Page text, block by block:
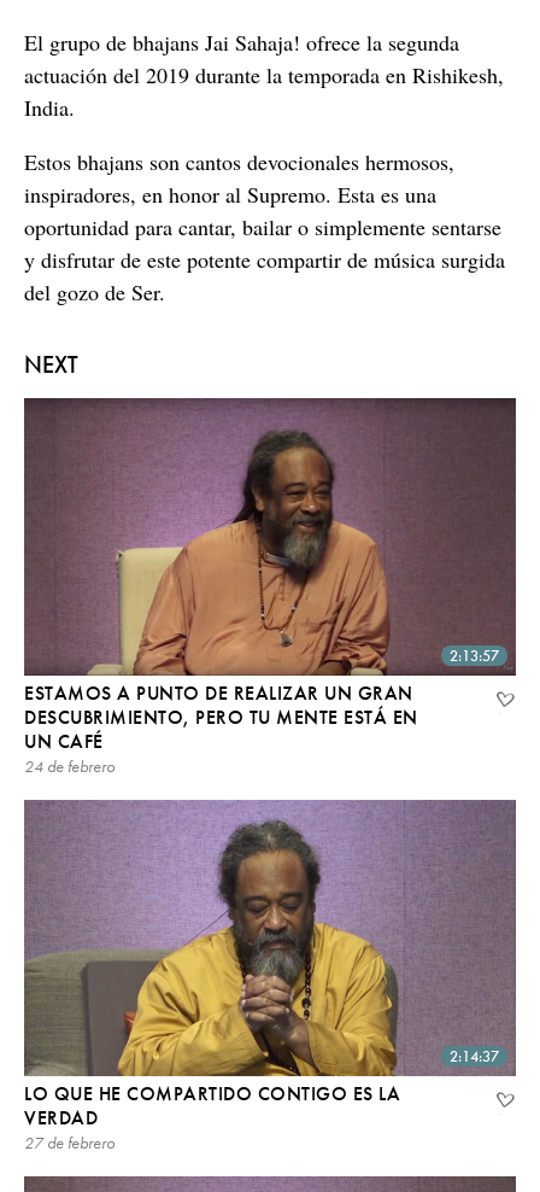
NEXT
2:13:57
ESTAMOS A PUNTO DE REALIZAR UN GRAN
DESCUBRIMIENTO, PERO TU MENTE ESTÁ EN
UN CAFÉ
24 de febrero
2:14:37
LO QUE HE COMPARTIDO CONTIGO ES LA
VERDAD
27 de febrero
El grupo de bhajans Jai Sahaja! ofrece la segunda
actuación del 2019 durante la temporada en Rishikesh,
India.
Estos bhajans son cantos devocionales hermosos,
inspiradores, en honor al Supremo. Esta es una
oportunidad para cantar, bailar o simplemente sentarse
y disfrutar de este potente compartir de música surgida
del gozo de Ser.